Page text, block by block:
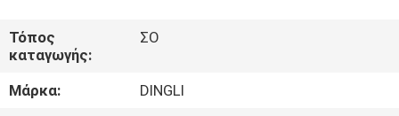
ΠΕΡΊΠΟΥ
ΕΜΕΊΣ
Τόπος
καταγωγής:
ΣΟ
Μάρκα:
DINGLI